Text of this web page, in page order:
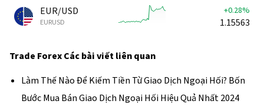
EUR/USD
EURUSD
+0.28%
1.15563
Trade ForexCác bài viết liên quan
Làm Thế Nào Để Kiếm Tiền Từ Giao Dịch Ngoại Hối? Bốn
Bước Mua Bán Giao Dịch Ngoại Hối Hiệu Quả Nhất 2024